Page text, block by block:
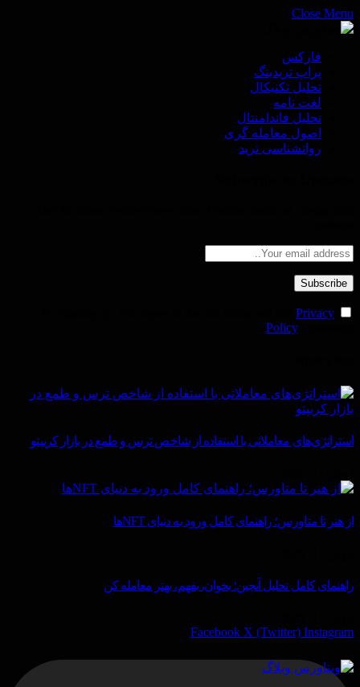
Close Menu
فاركس
پراپ تريدينگ
تحليل تكنيكال
لغت نامه
تحليل فاندامنتال
اصول معامله گرى
روانشناسى ترید
Privacy
Policy
استراتژی‌های معاملاتی با استفاده از شاخص ترس و طمع در بازار کریپتو
از هنر تا متاورس؛ راهنمای کامل ورود به دنیای NFTها
راهنمای کامل تحلیل آنچین؛ بخوان، بفهم، بهتر معامله کن
Facebook X (Twitter) Instagram